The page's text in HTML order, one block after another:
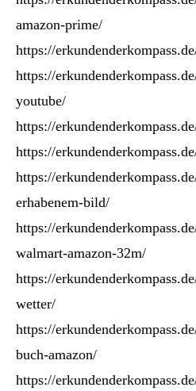
amazon-prime/
https://
https://
youtube/
https://
https://
https://
erhabenem-bild/
https://
walmart-amazon-32m/
https://
wetter/
https://
buch-amazon/
https://